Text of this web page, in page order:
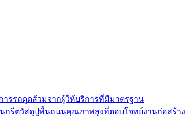
ารรถดูดส้วมจากผู้ให้บริการที่มีมาตรฐาน
กรีตวัสดุปูพื้นถนนคุณภาพสูงที่ตอบโจทย์งานก่อสร้าง